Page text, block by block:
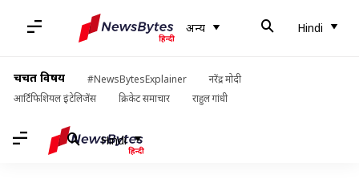
अन्य Hindi
चर्चित विषय #NewsBytesExplainer
नरेंद्र मोदी
आर्टिफिशियल इंटेलिजेंस
क्रिकेट समाचार राहुल गांधी
Hindi